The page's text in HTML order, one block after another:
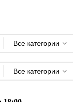
Все категории
Все категории